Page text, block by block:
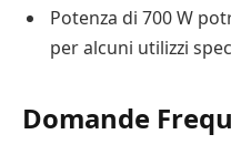
Potenza di 700 W
per alcuni utilizzi
Domande